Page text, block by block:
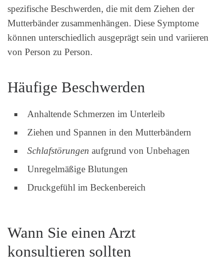
spezifische Beschwerden, die mit dem Ziehen der
Mutterbänder zusammenhängen. Diese Symptome
können unterschiedlich ausgeprägt sein und variieren
von Person zu Person.
Häufige Beschwerden
Anhaltende Schmerzen im Unterleib
Ziehen und Spannen in den Mutterbändern
Schlafstörungen aufgrund von Unbehagen
Unregelmäßige Blutungen
Druckgefühl im Beckenbereich
Wann Sie einen Arzt
konsultieren sollten